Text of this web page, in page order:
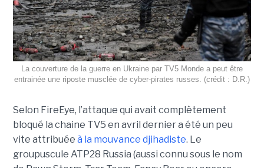
La couverture de la guerre en Ukraine par TV5 Monde a peut être
entrainée une riposte musclée de cyber-pirates russes. (crédit : D.R.)
Selon FireEye, l’attaque qui avait complètement
bloqué la chaine TV5 en avril dernier a été un peu
vite attribuée à la mouvance djihadiste. Le
groupuscule ATP28 Russia (aussi connu sous le nom